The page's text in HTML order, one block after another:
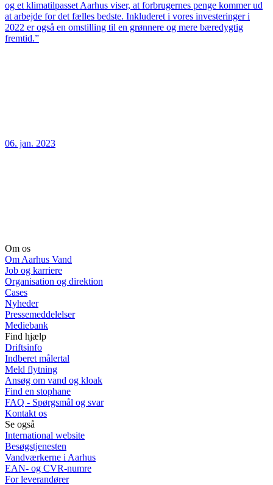
og et klimatilpasset Aarhus viser, at forbrugernes penge kommer ud
at arbejde for det fælles bedste. Inkluderet i vores investeringer i
2022 er også en omstilling til en grønnere og mere bæredygtig
fremtid.”
06. jan. 2023
Om os
Om Aarhus Vand
Job og karriere
Organisation og direktion
Cases
Nyheder
Pressemeddelelser
Mediebank
Find hjælp
Driftsinfo
Indberet målertal
Meld flytning
Ansøg om vand og kloak
Find en stophane
FAQ - Spørgsmål og svar
Kontakt os
Se også
International website
Besøgstjenesten
Vandværkerne i Aarhus
EAN- og CVR-numre
For leverandører